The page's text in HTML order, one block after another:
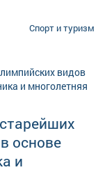
Спорт и туризм
основе
и